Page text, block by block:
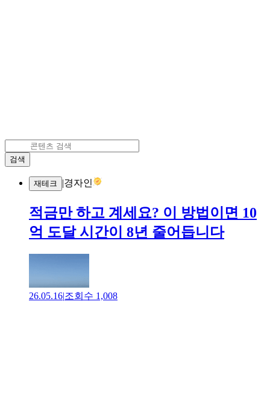
검색
재테크 |경자인
적금만 하고 계세요? 이 방법이면 10
억 도달 시간이 8년 줄어듭니다
26.05.16|조회수 1,008